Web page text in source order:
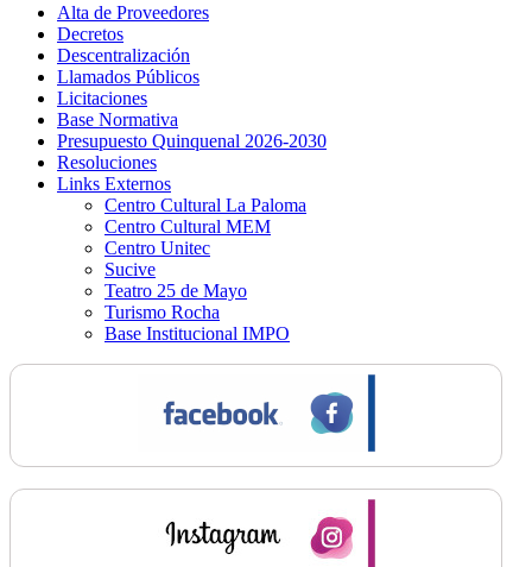
Alta de Proveedores
Decretos
Descentralización
Llamados Públicos
Licitaciones
Base Normativa
Presupuesto Quinquenal 2026-2030
Resoluciones
Links Externos
Centro Cultural La Paloma
Centro Cultural MEM
Centro Unitec
Sucive
Teatro 25 de Mayo
Turismo Rocha
Base Institucional IMPO